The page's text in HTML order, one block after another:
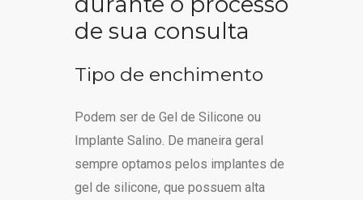
de sua consulta
Tipo de enchimento
Podem ser de Gel de Silicone ou
Implante Salino. De maneira geral
sempre optamos pelos implantes de
gel de silicone, que possuem alta